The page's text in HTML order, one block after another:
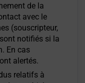
de la
avec le
(souscripteur,
notifiés si la
En cas
alertés.
relatifs à